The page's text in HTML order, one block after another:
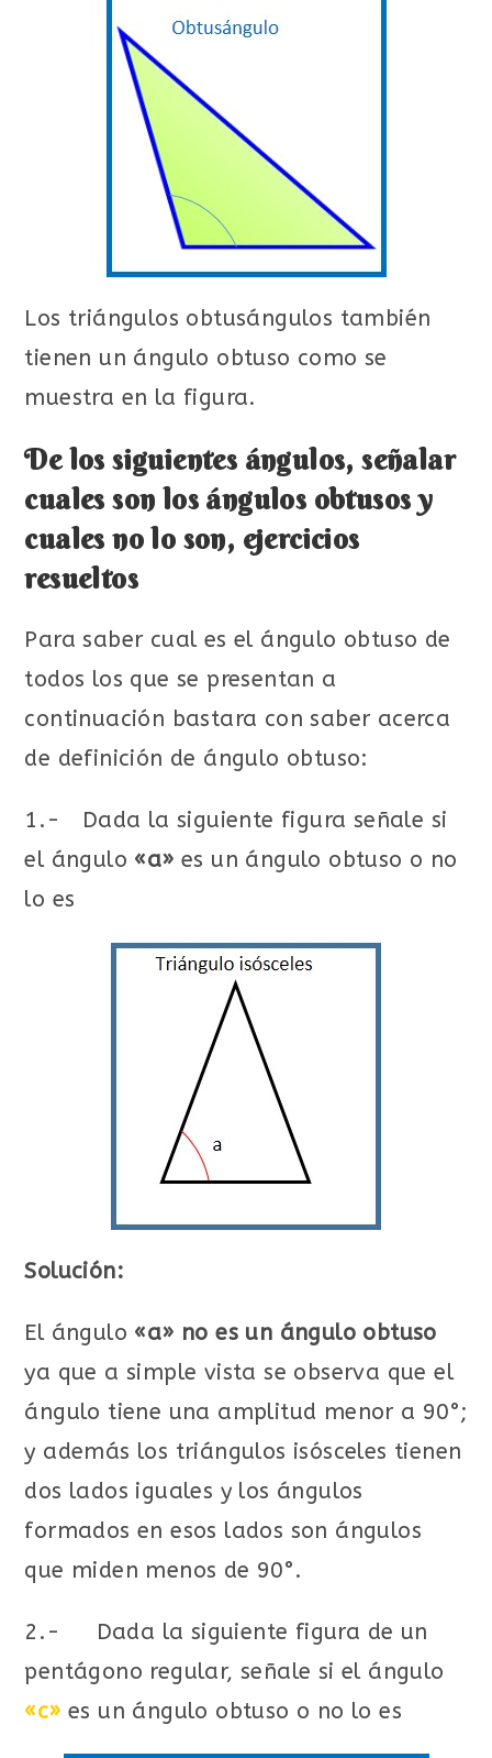
Los triángulos obtusángulos también
tienen un ángulo obtuso como se
muestra en la figura.
De los siguientes ángulos, señalar
cuales son los ángulos obtusos y
cuales no lo son, ejercicios
resueltos
Para saber cual es el ángulo obtuso de
todos los que se presentan a
continuación bastara con saber acerca
de definición de ángulo obtuso:
1.- Dada la siguiente figura señale si
el ángulo «a» es un ángulo obtuso o no
lo es
Solución:
El ángulo «a» no es un ángulo obtuso
ya que a simple vista se observa que el
ángulo tiene una amplitud menor a 90°;
y además los triángulos isósceles tienen
dos lados iguales y los ángulos
formados en esos lados son ángulos
que miden menos de 90°.
2.- Dada la siguiente figura de un
pentágono regular, señale si el ángulo
«c» es un ángulo obtuso o no lo es